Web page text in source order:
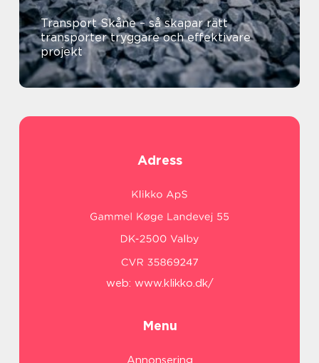
Transport Skåne – så skapar rätt
transporter tryggare och effektivare
projekt
Adress
web: www.klikko.dk/
Menu
Annonsering